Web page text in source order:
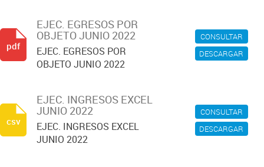
CONSULTAR
DESCARGAR
EJEC. EGRESOS POR
OBJETO JUNIO 2022
EJEC. EGRESOS POR
OBJETO JUNIO 2022
pdf
CONSULTAR
DESCARGAR
EJEC. INGRESOS EXCEL
JUNIO 2022
EJEC. INGRESOS EXCEL
JUNIO 2022
csv